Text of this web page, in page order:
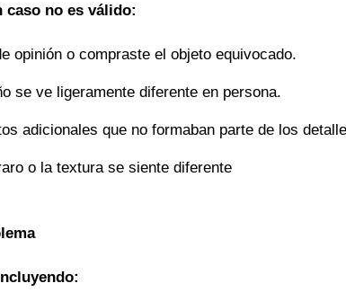
caso no es válido:
opinión o compraste el objeto equivocado.
se ve ligeramente diferente en persona.
adicionales que no formaban parte de los
o la textura se siente diferente